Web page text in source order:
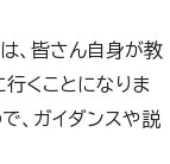
、皆さん自身が教
くことになりま
、ガイダンスや説